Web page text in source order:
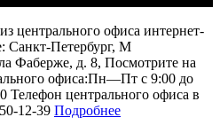
центрального офиса интернет-
Санкт-Петербург, М
Фаберже, д. 8, Посмотрите на
офиса:Пн—Пт с 9:00 до
центрального офиса в
12-39 Подробнее